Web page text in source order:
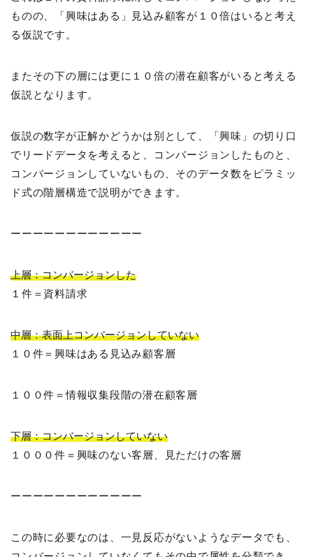
ものの、「興味はある」見込み顧客が１０倍はいると考え
る仮説です。
またその下の層には更に１０倍の潜在顧客がいると考える
仮説となります。
仮説の数字が正解かどうかは別として、「興味」の切り口
でリードデータを考えると、コンバージョンしたものと、
コンバージョンしていないもの、そのデータ数をピラミッ
ド式の階層構造で説明ができます。
ーーーーーーーーーーーー
上層：コンバージョンした
１件＝資料請求
中層：表面上コンバージョンしていない
１０件＝興味はある見込み顧客層
１００件＝情報収集段階の潜在顧客層
下層：コンバージョンしていない
１０００件＝興味のない客層、見ただけの客層
ーーーーーーーーーーーー
この時に必要なのは、一見反応がないようなデータでも、